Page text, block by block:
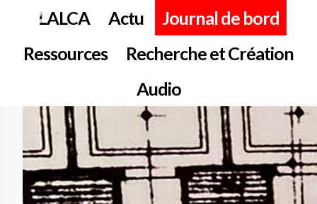
LALCA Actu
Journal de bord
Ressources
Recherche et Création
Audio